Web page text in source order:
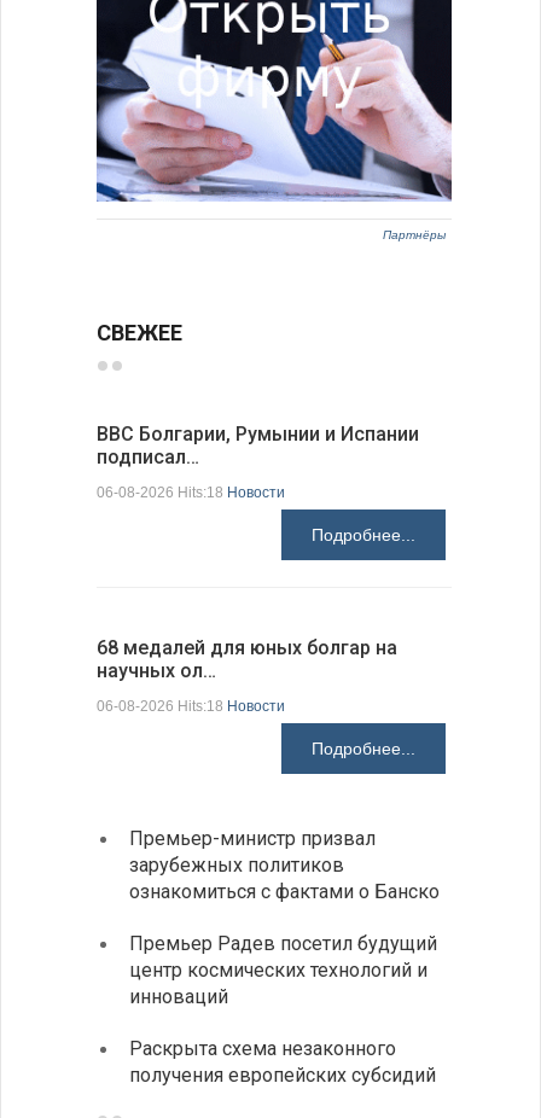
Партнёры
СВЕЖЕЕ
ВВС Болгарии, Румынии и Испании
подписал…
06-08-2026 Hits:18 Новости
Подробнее...
68 медалей для юных болгар на
научных ол…
06-08-2026 Hits:18 Новости
Подробнее...
Премьер-министр призвал
зарубежных политиков
ознакомиться с фактами о Банско
Премьер Радев посетил будущий
центр космических технологий и
инноваций
Раскрыта схема незаконного
получения европейских субсидий